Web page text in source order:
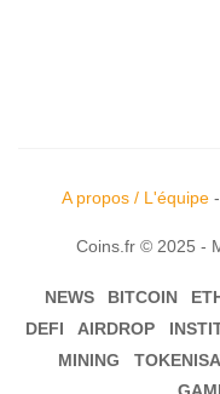
A propos / L'équipe-
Coins.fr © 2025 -
NEWS BITCOIN
DEFI
AIRDROP
MINING